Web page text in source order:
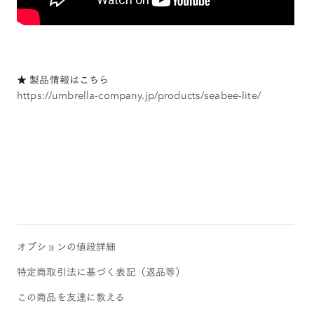
★ 製品情報はこちら
https://umbrella-company.jp/products/seabee-lite/
オプションの値段詳細
特定商取引法に基づく表記（返品等）
この商品を友達に教える